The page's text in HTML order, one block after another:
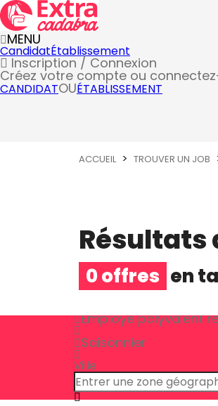
MENU
CandidatÉtablissement
Inscription / Connexion
Créez votre compte ou
CANDIDATOUÉTABLISSEMENT
ACCUEIL TROUVER UN JOB
Résultats
0 offres en
Employé polyvalent
Saisonnier
Ville